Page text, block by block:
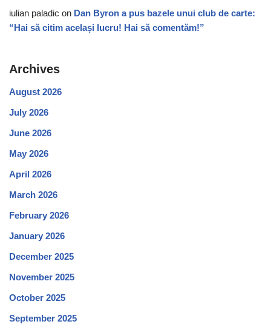
iulian paladic on Dan Byron a pus bazele unui club de carte:
“Hai să citim același lucru! Hai să comentăm!”
Archives
August 2026
July 2026
June 2026
May 2026
April 2026
March 2026
February 2026
January 2026
December 2025
November 2025
October 2025
September 2025